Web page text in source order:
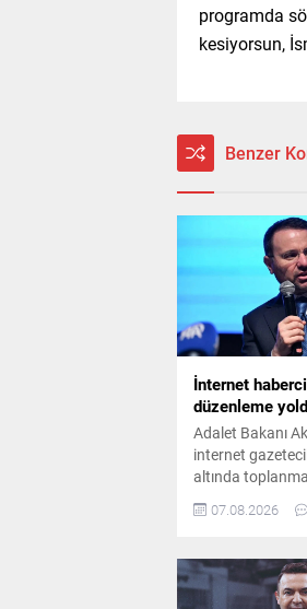
programda
kesiyorsun,
Benzer
İnternet
düzenleme
Adalet Bakanı
internet
altında
düzenlemeye
yasası
07.08.2026